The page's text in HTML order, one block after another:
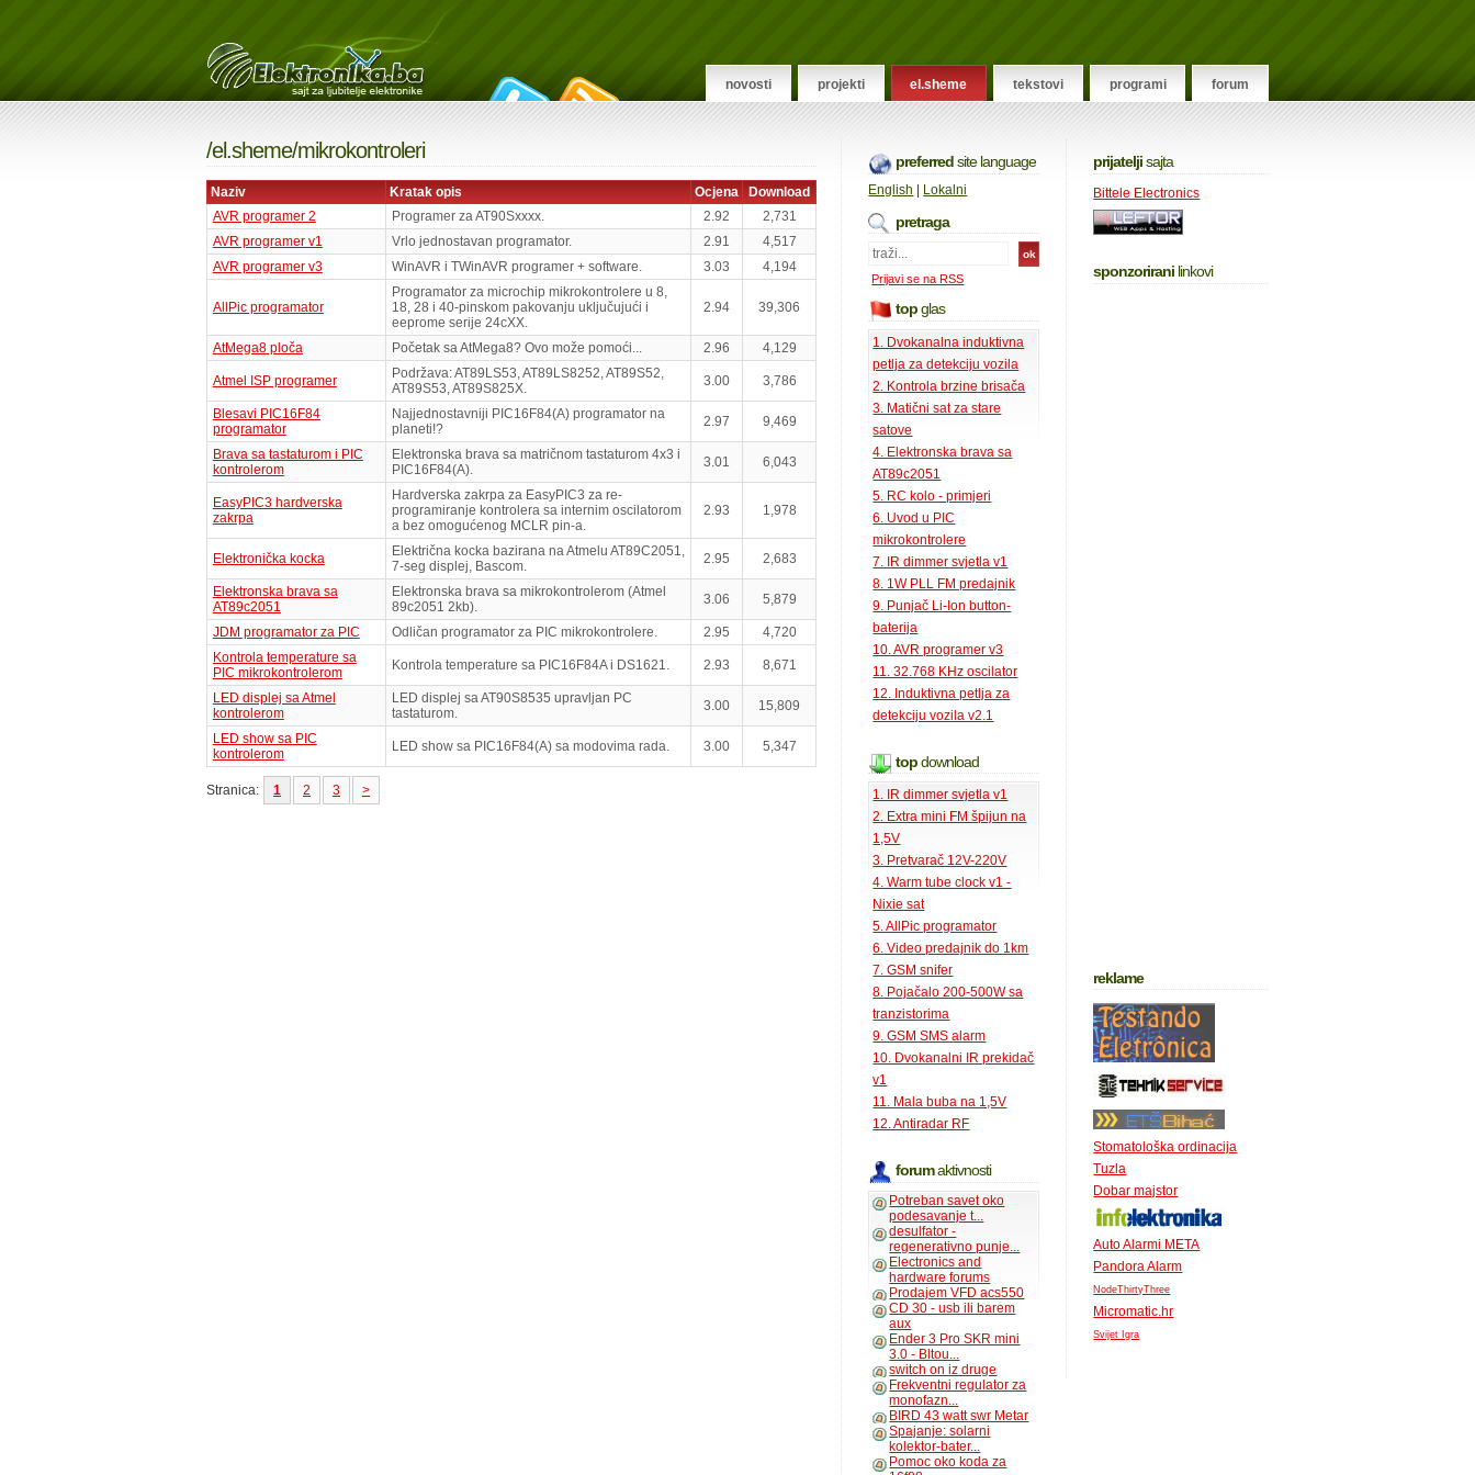
novosti projekti el.sheme tekstovi programi forum
/el.sheme/mikrokontroleri
Naziv Kratak opis Ocjena
Download
AVR programer 2
Programer za AT90Sxxxx. 2.92
2,731
AVR programer v1
Vrlo jednostavan programator. 2.91
4,517
AVR programer v3
WinAVR i TWinAVR programer + software. 3.03 4,194
AllPic programator
Programator za microchip mikrokontrolere u 8,
18, 28 i 40-pinskom pakovanju uključujući i
eeprome serije 24cXX.
2.94 39,306
AtMega8 ploča Početak sa AtMega8? Ovo može pomoći... 2.96 4,129
Atmel ISP programer
Podržava: AT89LS53, AT89LS8252, AT89S52,
AT89S53, AT89S825X.
3.00 3,786
Blesavi PIC16F84
programator
Najjednostavniji PIC16F84(A) programator na
planeti!?
2.97 9,469
Brava sa tastaturom i PIC
kontrolerom
Elektronska brava sa matričnom tastaturom 4x3 i
PIC16F84(A).
3.01 6,043
EasyPIC3 hardverska
zakrpa
Hardverska zakrpa za EasyPIC3 za re-
programiranje kontrolera sa internim oscilatorom
a bez omogućenog MCLR pin-a.
2.93 1,978
Elektronička kocka
Električna kocka bazirana na Atmelu AT89C2051,
7-seg displej, Bascom.
2.95 2,683
Elektronska brava sa
AT89c2051
Elektronska brava sa mikrokontrolerom (Atmel
89c2051 2kb).
3.06 5,879
JDM programator za PIC Odličan programator za PIC mikrokontrolere. 2.95
4,720
Kontrola temperature sa
PIC mikrokontrolerom
Kontrola temperature sa PIC16F84A i DS1621. 2.93 8,671
LED displej sa Atmel
kontrolerom
LED displej sa AT90S8535 upravljan PC
tastaturom.
3.00 15,809
LED show sa PIC
kontrolerom
LED show sa PIC16F84(A) sa modovima rada. 3.00 5,347
Stranica: 1 2 3 >
preferredsite language
English Lokalni
pretraga
Prijavi se na RSS
topglas
1. Dvokanalna induktivna
petlja za detekciju vozila
2. Kontrola brzine brisača
3. Matični sat za stare
satove
4. Elektronska brava sa
AT89c2051
5. RC kolo - primjeri
6. Uvod u PIC
mikrokontrolere
7. IR dimmer svjetla v1
8. 1W PLL FM predajnik
9. Punjač Li-Ion button-
baterija
10. AVR programer v3
11. 32.768 KHz oscilator
12. Induktivna petlja za
detekciju vozila v2.1
topdownload
1. IR dimmer svjetla v1
2. Extra mini FM špijun na
1,5V
3. Pretvarač 12V-220V
4. Warm tube clock v1 -
Nixie sat
5. AllPic programator
6. Video predajnik do 1km
7. GSM snifer
8. Pojačalo 200-500W sa
tranzistorima
9. GSM SMS alarm
10. Dvokanalni IR prekidač
v1
11. Mala buba na 1,5V
12. Antiradar RF
forumaktivnosti
Potreban savet oko
podesavanje t...
desulfator -
regenerativno punje...
Electronics and
hardware forums
Prodajem VFD acs550
CD 30 - usb ili barem
aux
Ender 3 Pro SKR mini
3.0 - Bltou...
switch on iz druge
Frekventni regulator za
monofazn...
BIRD 43 watt swr Metar
Spajanje: solarni
kolektor-bater...
Pomoc oko koda za
prijateljisajta
Bittele Electronics
sponzorirani linkovi
reklame
Stomatološka ordinacija
Tuzla
Dobar majstor
Auto Alarmi META
Pandora Alarm
NodeThirtyThree
Micromatic.hr
Svijet Igra